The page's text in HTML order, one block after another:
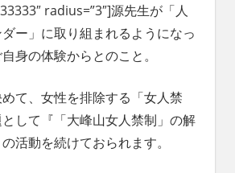
radius=”3″]源先生が「人
ー」に取り組まれるようになっ
身の体験からとのこと。
て、女性を排除する「女人禁
して『「大峰山女人禁制」の解
活動を続けておられます。